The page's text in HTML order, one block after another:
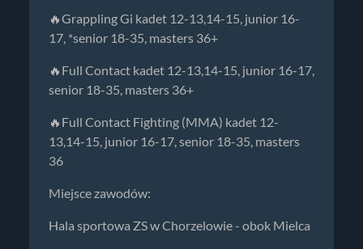
🔥Grappling Gi kadet 12-13,14-15, junior 16-
17, *senior 18-35, masters 36+
🔥Full Contact kadet 12-13,14-15, junior 16-17,
senior 18-35, masters 36+
🔥Full Contact Fighting (MMA) kadet 12-
13,14-15, junior 16-17, senior 18-35, masters
36
Miejsce zawodów:
Hala sportowa ZS w Chorzelowie - obok Mielca